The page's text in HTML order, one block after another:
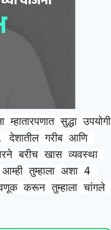
सुद्धा उपयोगी
देशातील गरीब आणि
बरीच खास व्यवस्था
तुम्हाला अशा 4
करून तुम्हाला चांगले